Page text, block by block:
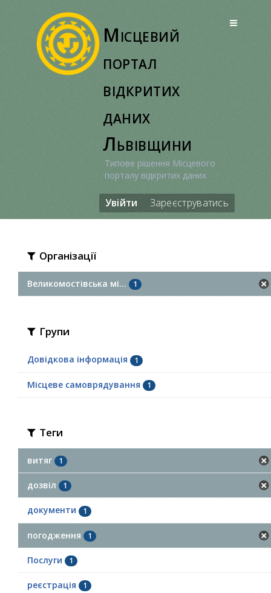
Місцевий
портал
відкритих
даних
Львівщини
Типове рішення Місцевого
порталу відкритих даних
Увійти Зареєструватись
Організації
Великомостівська мі... 1
Групи
Довідкова інформація 1
Місцеве самоврядування 1
Теги
витяг 1
дозвіл 1
документи 1
погодження 1
Послуги 1
реєстрація 1